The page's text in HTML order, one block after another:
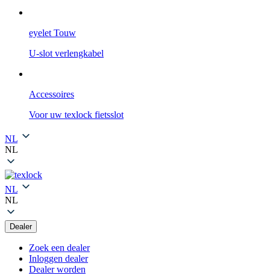
eyelet Touw
U-slot verlengkabel
Accessoires
Voor uw texlock fietsslot
NL
NL
NL
NL
Dealer
Zoek een dealer
Inloggen dealer
Dealer worden